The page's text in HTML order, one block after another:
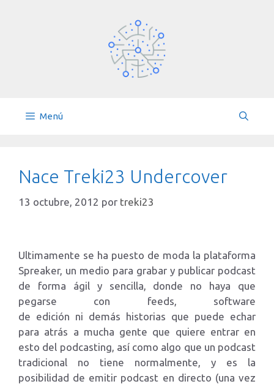
Menú
Nace Treki23 Undercover
13 octubre, 2012 por treki23
Ultimamente se ha puesto de moda la plataforma
Spreaker, un medio para grabar y publicar podcast
de forma ágil y sencilla, donde no haya que
pegarse con feeds, software
de edición ni demás historias que puede echar
para atrás a mucha gente que quiere entrar en
esto del podcasting, así como algo que un podcast
tradicional no tiene normalmente, y es la
posibilidad de emitir podcast en directo (una vez